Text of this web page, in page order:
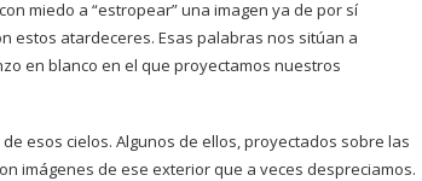
miedo a “estropear” una imagen ya de por sí
estos atardeceres. Esas palabras nos sitúan a
en blanco en el que proyectamos nuestros
esos cielos. Algunos de ellos, proyectados sobre las
imágenes de ese exterior que a veces despreciamos.